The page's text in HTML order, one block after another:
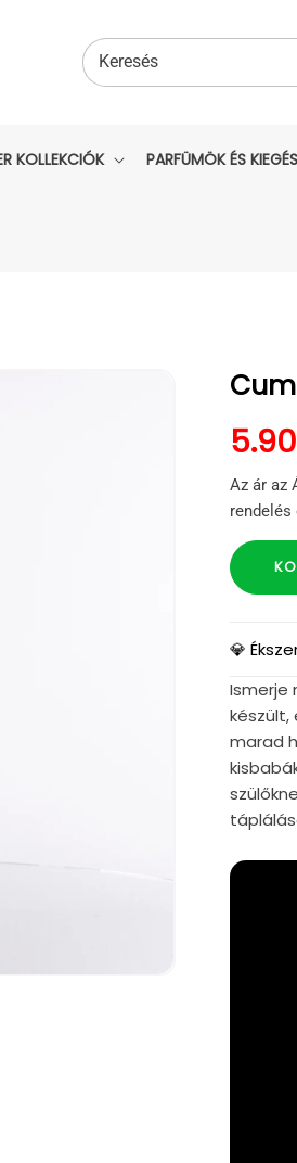
Keresés
KOLLEKCIÓK PARFÜMÖK ÉS
Az ár az
rendelés
💎
Ismerje
marad